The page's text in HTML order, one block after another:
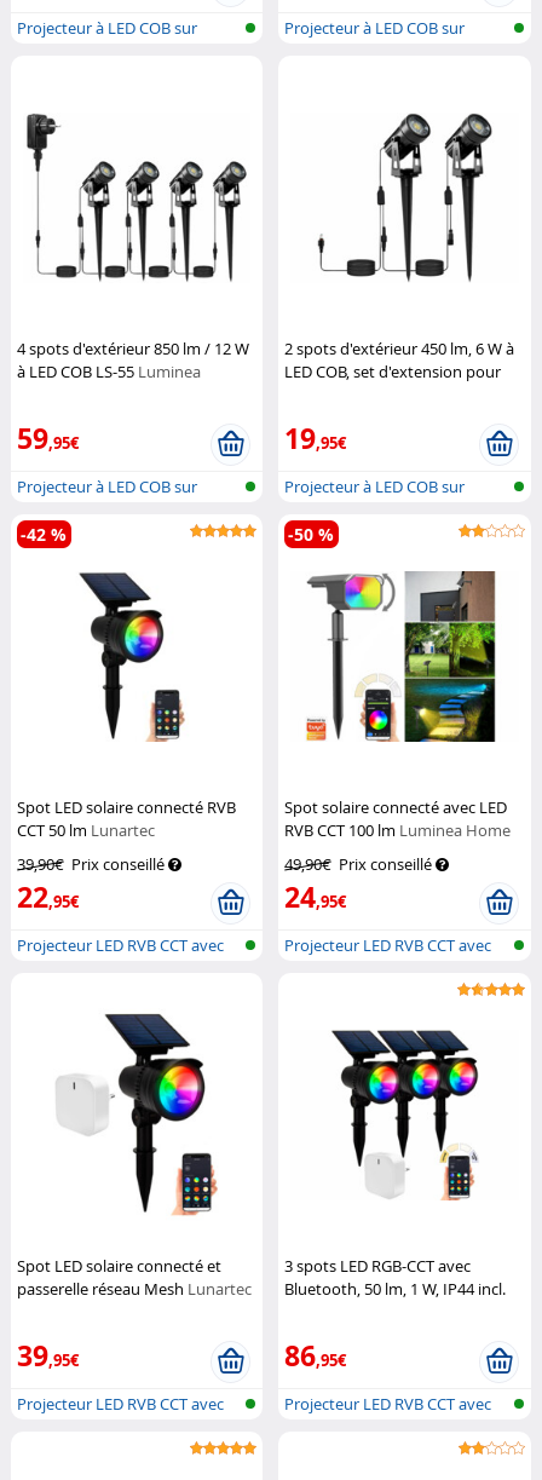
Projecteur à LED COB sur
Projecteur à LED COB sur
4 spots d'extérieur 850 lm / 12 W
à LED COB LS-55 Luminea
59,95€
Projecteur à LED COB sur
piquet
2 spots d'extérieur 450 lm, 6 W à
LED COB, set d'extension pour
19,95€
Projecteur à LED COB sur
piquet
Spot LED solaire connecté RVB
CCT 50 lm Lunartec
39,90€ Prix conseillé
22,95€
-42 %
Projecteur LED RVB CCT avec
Spot solaire connecté avec LED
RVB CCT 100 lm Luminea Home
49,90€ Prix conseillé
24,95€
-50 %
Projecteur LED RVB CCT avec
Spot LED solaire connecté et
passerelle réseau Mesh Lunartec
39,95€
Projecteur LED RVB CCT avec
3 spots LED RGB-CCT avec
Bluetooth, 50 lm, 1 W, IP44 incl.
86,95€
Projecteur LED RVB CCT avec